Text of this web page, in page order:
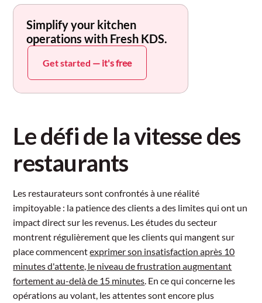
Simplify your kitchen
operations with Fresh KDS.
Get started — it's free
Le défi de la vitesse des
restaurants
Les restaurateurs sont confrontés à une réalité
impitoyable : la patience des clients a des limites qui ont un
impact direct sur les revenus. Les études du secteur
montrent régulièrement que les clients qui mangent sur
place commencentexprimer son insatisfaction après 10
minutes d'attente, le niveau de frustration augmentant
fortement au-delà de 15 minutes . En ce qui concerne les
opérations au volant, les attentes sont encore plus